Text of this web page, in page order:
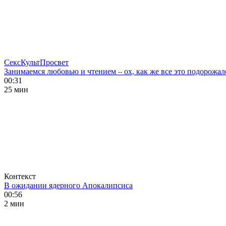
СексКультПросвет
Занимаемся любовью и чтением – ох, как же все это
00:31
25 мин
Контекст
В ожидании ядерного Апокалипсиса
00:56
2 мин